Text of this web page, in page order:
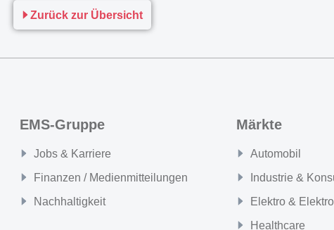
Zurück zur Übersicht
EMS-Gruppe
Jobs & Karriere
Finanzen / Medienmitteilungen
Nachhaltigkeit
Märkte
Automobil
Industrie &
Elektro &
Healthcare